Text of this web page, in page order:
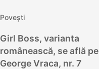
Povești
Girl Boss, varianta
românească, se află pe
George Vraca, nr. 7